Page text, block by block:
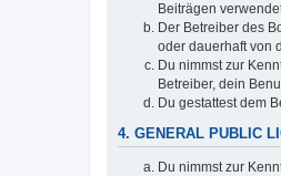
Beiträgen
Der Betreiber des
oder dauerhaft von
Du nimmst zur
Betreiber, dein
Du gestattest dem
4. GENERAL PUBLIC
Du nimmst zur